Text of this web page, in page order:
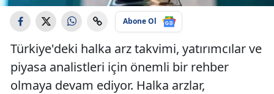
Abone Ol
Türkiye'deki halka arz takvimi, yatırımcılar ve
piyasa analistleri için önemli bir rehber
olmaya devam ediyor. Halka arzlar,